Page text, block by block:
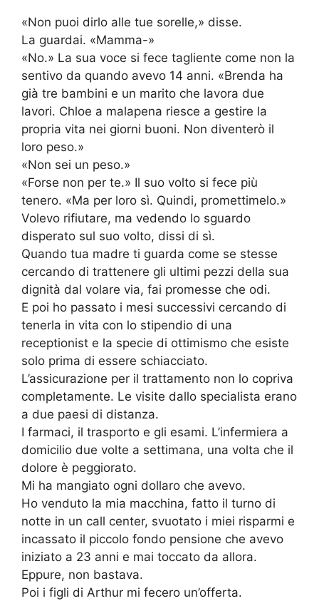
«Non puoi dirlo alle tue sorelle,» disse.
La guardai. «Mamma-»
«No.» La sua voce si fece tagliente come non la
sentivo da quando avevo 14 anni. «Brenda ha
già tre bambini e un marito che lavora due
lavori. Chloe a malapena riesce a gestire la
propria vita nei giorni buoni. Non diventerò il
loro peso.»
«Non sei un peso.»
«Forse non per te.» Il suo volto si fece più
tenero. «Ma per loro sì. Quindi, promettimelo.»
Volevo rifiutare, ma vedendo lo sguardo
disperato sul suo volto, dissi di sì.
Quando tua madre ti guarda come se stesse
cercando di trattenere gli ultimi pezzi della sua
dignità dal volare via, fai promesse che odi.
E poi ho passato i mesi successivi cercando di
tenerla in vita con lo stipendio di una
receptionist e la specie di ottimismo che esiste
solo prima di essere schiacciato.
L’assicurazione per il trattamento non lo copriva
completamente. Le visite dallo specialista erano
a due paesi di distanza.
I farmaci, il trasporto e gli esami. L’infermiera a
domicilio due volte a settimana, una volta che il
dolore è peggiorato.
Mi ha mangiato ogni dollaro che avevo.
Ho venduto la mia macchina, fatto il turno di
notte in un call center, svuotato i miei risparmi e
incassato il piccolo fondo pensione che avevo
iniziato a 23 anni e mai toccato da allora.
Eppure, non bastava.
Poi i figli di Arthur mi fecero un’offerta.